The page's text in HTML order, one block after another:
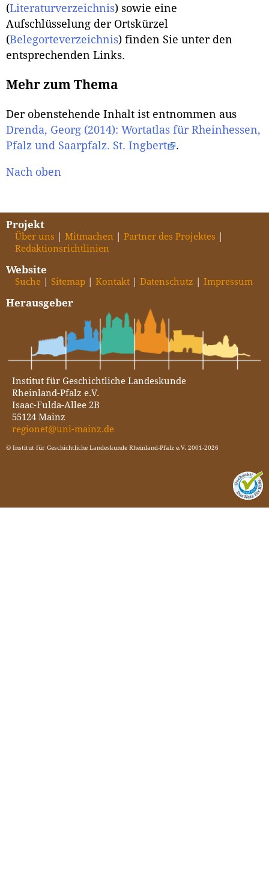
(Literaturverzeichnis) sowie eine
Aufschlüsselung der Ortskürzel
(Belegorteverzeichnis) finden Sie unter den
entsprechenden Links.
Mehr zum Thema
Der obenstehende Inhalt ist entnommen aus
Drenda, Georg (2014): Wortatlas für Rheinhessen,
Pfalz und Saarpfalz. St. Ingbert
.
Nach oben
Projekt
Über uns Mitmachen
Partner des Projektes
Redaktionsrichtlinien
Website
Suche Sitemap Kontakt Datenschutz Impressum
Herausgeber
Institut für Geschichtliche Landeskunde
Rheinland-Pfalz e.V.
Isaac-Fulda-Allee 2B
55124 Mainz
regionet@uni-mainz.de
© Institut für Geschichtliche Landeskunde Rheinland-Pfalz e.V. 2001-2026